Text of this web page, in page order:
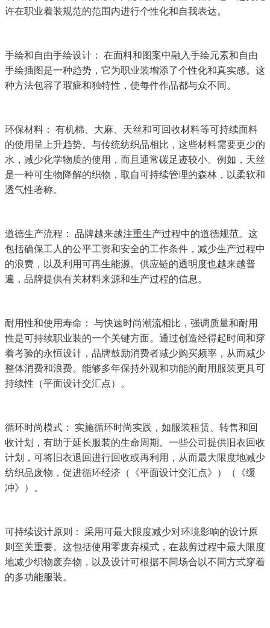
许在职业着装规范的范围内进行个性化和自我表达。
手绘和自由手绘设计： 在面料和图案中融入手绘元素和自由
手绘插图是一种趋势，它为职业装增添了个性化和真实感。这
种方法包容了瑕疵和独特性，使每件作品都与众不同。
环保材料： 有机棉、大麻、天丝和可回收材料等可持续面料
的使用呈上升趋势。与传统纺织品相比，这些材料需要更少的
水，减少化学物质的使用，而且通常碳足迹较小。例如，天丝
是一种可生物降解的织物，取自可持续管理的森林，以柔软和
透气性著称。
道德生产流程： 品牌越来越注重生产过程中的道德规范。这
包括确保工人的公平工资和安全的工作条件，减少生产过程中
的浪费，以及利用可再生能源。供应链的透明度也越来越普
遍，品牌提供有关材料来源和生产过程的信息。
耐用性和使用寿命： 与快速时尚潮流相比，强调质量和耐用
性是可持续职业装的一个关键方面。通过创造经得起时间和穿
着考验的永恒设计，品牌鼓励消费者减少购买频率，从而减少
整体消费和浪费。能够多年保持外观和功能的耐用服装更具可
持续性（平面设计交汇点）。
循环时尚模式： 实施循环时尚实践，如服装租赁、转售和回
收计划，有助于延长服装的生命周期。一些公司提供旧衣回收
计划，可将旧衣退回进行回收或再利用，从而最大限度地减少
纺织品废物，促进循环经济（《平面设计交汇点》）（《缓
冲》）。
可持续设计原则： 采用可最大限度减少对环境影响的设计原
则至关重要。这包括使用零废弃模式，在裁剪过程中最大限度
地减少织物废弃物，以及设计可根据不同场合以不同方式穿着
的多功能服装。